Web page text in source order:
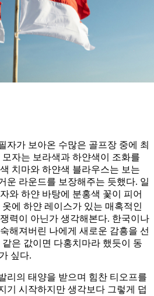
자가 보아온 수많은 골프장 중에 최
자는 보라색과 하얀색이 조화를
치마와 하얀색 블라우스는 보는
운 라운드를 보장해주는 듯했다. 일
와 하얀 바탕에 분홍색 꽃이 피어
에 하얀 레이스가 있는 매혹적인
력이 아닌가 생각해본다. 한국이나
해져버린 나에게 새로운 감흥을 선
은 값이면 다홍치마라 했듯이 동
싶다.
리의 태양을 받으며 힘찬 티오프를
기 시작하지만 생각보다 그렇게 덥